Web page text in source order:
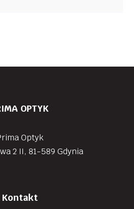
OPTYK
Optyk
2 II, 81-589 Gdynia
Kontakt